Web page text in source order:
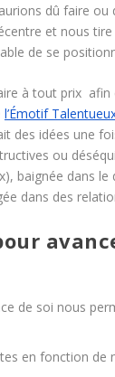
dû faire ou
et nous
de se
à tout prix afin
l’Émotif
des idées une
ou
baignée dans le
dans des
de soi nous
en fonction de